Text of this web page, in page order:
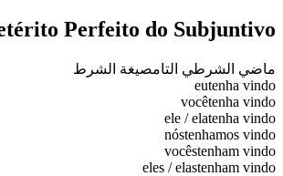
Perfeito do Subjuntivo
ماضي الشرطي التامصيغة الشرط
eutenha vindo
vocêtenha vindo
ele / elatenha vindo
nóstenhamos vindo
vocêstenham vindo
eles / elastenham vindo